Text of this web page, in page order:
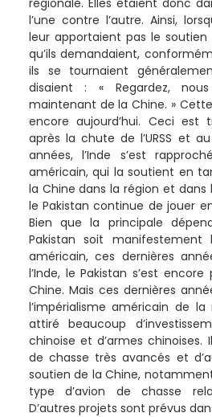
l’une contre l’autre. Ainsi,
leur apportaient pas le
qu’ils demandaient,
ils se tournaient
disaient : « Regardez,
maintenant de la Chine. »
encore aujourd’hui. Ceci est
après la chute de l’URSS et
années, l’Inde s’est
américain, qui la soutient en
la Chine dans la région et
le Pakistan continue de jouer
Bien que la principale
Pakistan soit manifestement
américain, ces dernières
l’Inde, le Pakistan s’est
Chine. Mais ces dernières
l’impérialisme américain de
attiré beaucoup
chinoise et d’armes chinoises.
de chasse très avancés et
soutien de la Chine,
type d’avion de chasse
D’autres projets sont prévus